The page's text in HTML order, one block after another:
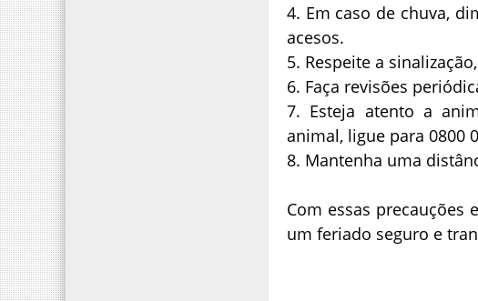
4. Em caso de chuva,
acesos.
5. Respeite a
6. Faça revisões
7. Esteja atento a
animal, ligue para 0800
8. Mantenha uma
Com essas
um feriado seguro e